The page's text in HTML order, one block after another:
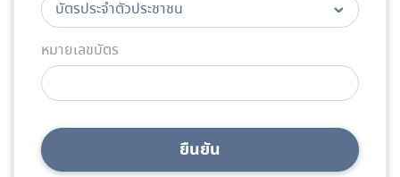
หมายเลขบัตร
ยืนยัน